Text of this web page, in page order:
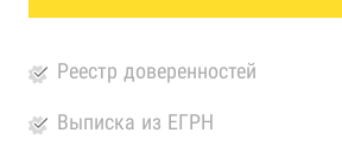
Реестр доверенностей
Выписка из ЕГРН